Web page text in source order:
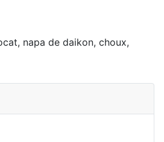
napa de daikon, choux,